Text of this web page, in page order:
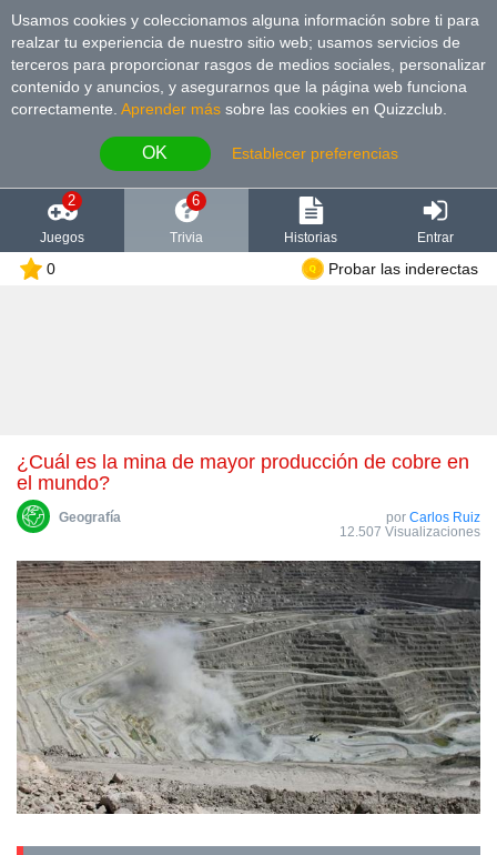
Usamos cookies y coleccionamos alguna información sobre ti para
realzar tu experiencia de nuestro sitio web; usamos servicios de
terceros para proporcionar rasgos de medios sociales, personalizar
contenido y anuncios, y asegurarnos que la página web funciona
correctamente. Aprender más sobre las cookies en Quizzclub.
OK Establecer preferencias
2
Juegos
6
Trivia Historias Entrar
0 Probar las inderectas
¿Cuál es la mina de mayor producción de cobre en
el mundo?
Geografía por Carlos Ruiz
12.507 Visualizaciones